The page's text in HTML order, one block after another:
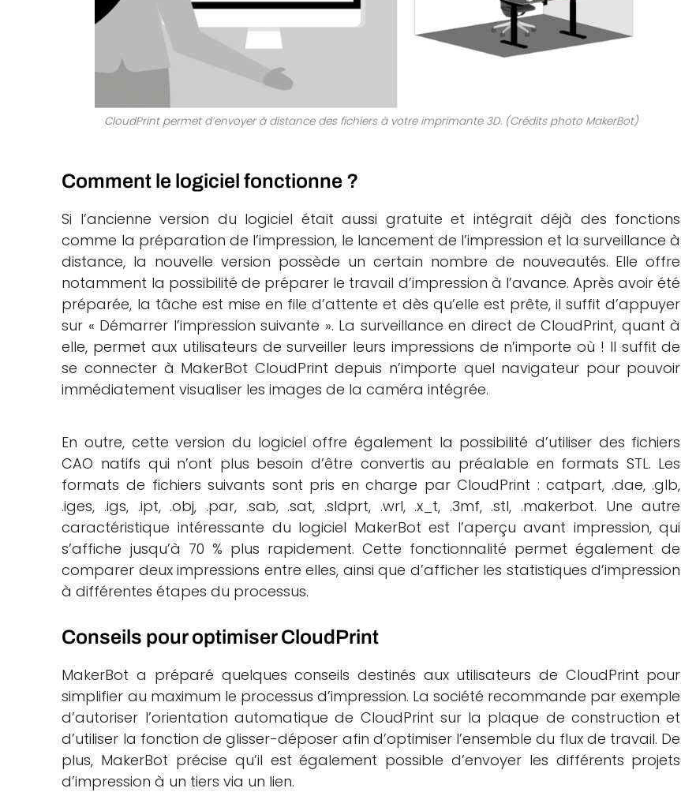
CloudPrint permet d’envoyer à distance des fichiers à votre imprimante 3D. (Crédits photo MakerBot)
Comment le logiciel fonctionne ?
Si l’ancienne version du logiciel était aussi gratuite et intégrait déjà des fonctions
comme la préparation de l’impression, le lancement de l’impression et la surveillance à
distance, la nouvelle version possède un certain nombre de nouveautés. Elle offre
notamment la possibilité de préparer le travail d’impression à l’avance. Après avoir été
préparée, la tâche est mise en file d’attente et dès qu’elle est prête, il suffit d’appuyer
sur « Démarrer l’impression suivante ». La surveillance en direct de CloudPrint, quant à
elle, permet aux utilisateurs de surveiller leurs impressions de n’importe où ! Il suffit de
se connecter à MakerBot CloudPrint depuis n’importe quel navigateur pour pouvoir
immédiatement visualiser les images de la caméra intégrée.
En outre, cette version du logiciel offre également la possibilité d’utiliser des fichiers
CAO natifs qui n’ont plus besoin d’être convertis au préalable en formats STL. Les
formats de fichiers suivants sont pris en charge par CloudPrint : catpart, .dae, .glb,
.iges, .igs, .ipt, .obj, .par, .sab, .sat, .sldprt, .wrl, .x_t, .3mf, .stl, .makerbot. Une autre
caractéristique intéressante du logiciel MakerBot est l’aperçu avant impression, qui
s’affiche jusqu’à 70 % plus rapidement. Cette fonctionnalité permet également de
comparer deux impressions entre elles, ainsi que d’afficher les statistiques d’impression
à différentes étapes du processus.
Conseils pour optimiser CloudPrint
MakerBot a préparé quelques conseils destinés aux utilisateurs de CloudPrint pour
simplifier au maximum le processus d’impression. La société recommande par exemple
d’autoriser l’orientation automatique de CloudPrint sur la plaque de construction et
d’utiliser la fonction de glisser-déposer afin d’optimiser l’ensemble du flux de travail. De
plus, MakerBot précise qu’il est également possible d’envoyer les différents projets
d’impression à un tiers via un lien.